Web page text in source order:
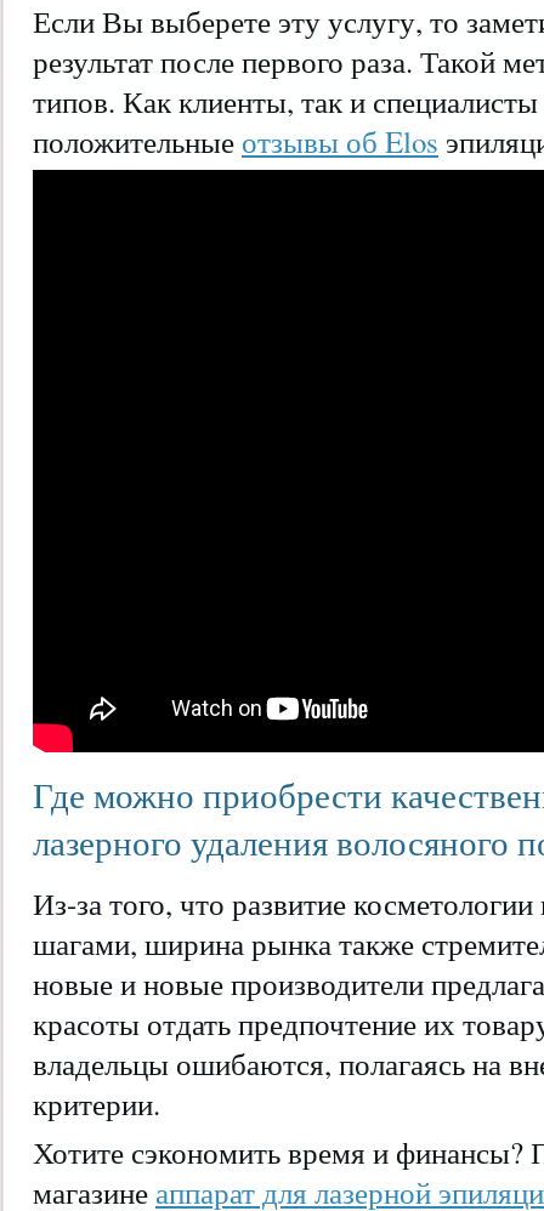
Если Вы выберете эту услугу, то
результат после первого раза. Такой
типов. Как клиенты, так и
положительные отзывы об Elos
Где можно приобрести
лазерного удаления волосяного
Из-за того, что развитие
шагами, ширина рынка также
новые и новые производители
красоты отдать предпочтение их
владельцы ошибаются, полагаясь на
критерии.
Хотите сэкономить время и финансы?
магазине аппарат для лазерной